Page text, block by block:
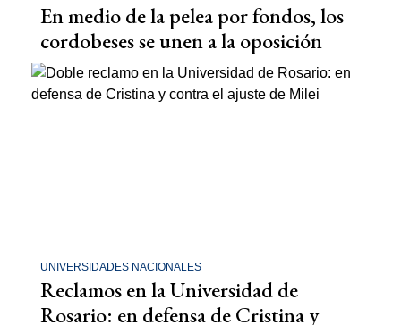
En medio de la pelea por fondos, los
cordobeses se unen a la oposición
UNIVERSIDADES NACIONALES
Reclamos en la Universidad de
Rosario: en defensa de Cristina y